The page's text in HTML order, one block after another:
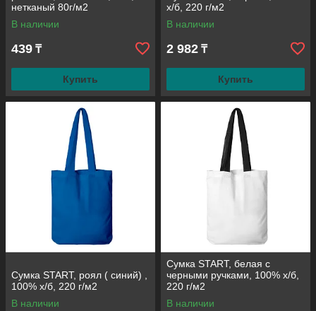
нетканый 80г/м2
В наличии
439 ₸
Купить
х/б, 220 г/м2
В наличии
2 982 ₸
Купить
Сумка START, роял ( синий) ,
100% х/б, 220 г/м2
В наличии
Сумка START, белая с
черными ручками, 100% х/б,
220 г/м2
В наличии